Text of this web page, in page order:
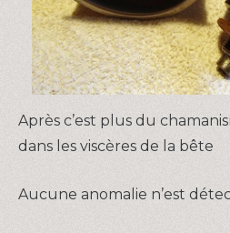
Après c’est plus du
dans les viscères de la bête
Aucune anomalie n’est